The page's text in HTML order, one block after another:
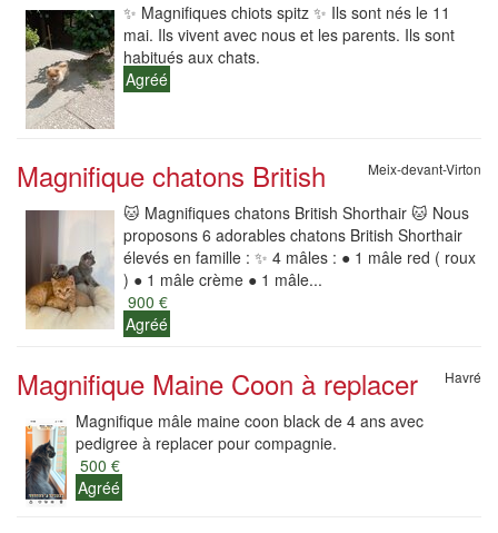
✨ Magnifiques chiots spitz ✨ Ils sont nés le 11
mai. Ils vivent avec nous et les parents. Ils sont
habitués aux chats.
Agréé
Magnifique chatons British Meix-devant-Virton
🐱 Magnifiques chatons British Shorthair 🐱 Nous
proposons 6 adorables chatons British Shorthair
élevés en famille : ✨ 4 mâles : ● 1 mâle red ( roux
) ● 1 mâle crème ● 1 mâle...
900 €
Agréé
Magnifique Maine Coon à replacer Havré
Magnifique mâle maine coon black de 4 ans avec
pedigree à replacer pour compagnie.
500 €
Agréé